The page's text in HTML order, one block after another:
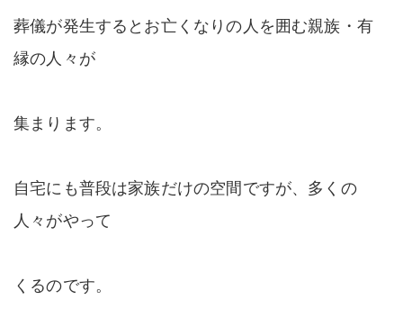
葬儀が発生するとお亡くなりの人を囲む親族・有
縁の人々が
集まります。
自宅にも普段は家族だけの空間ですが、多くの
人々がやって
くるのです。